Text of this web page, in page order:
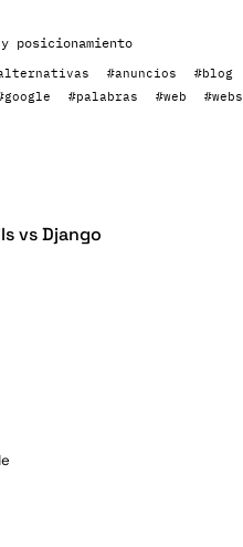
posicionamiento
#anuncios #blog
#palabras #web #webs
vs Django